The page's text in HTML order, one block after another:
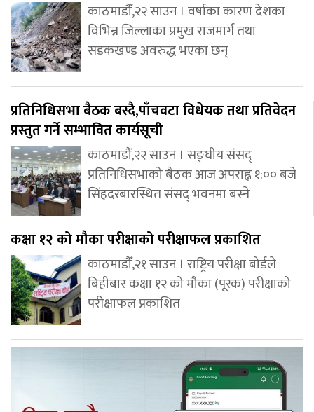
काठमाडौँ,२२ साउन । वर्षाका कारण देशका
विभिन्न जिल्लाका प्रमुख राजमार्ग तथा
सडकखण्ड अवरुद्ध भएका छन्
प्रतिनिधिसभा बैठक बस्दै,पाँचवटा विधेयक तथा प्रतिवेदन
प्रस्तुत गर्ने सम्भावित कार्यसूची
काठमाडौं,२२ साउन । सङ्घीय संसद्
प्रतिनिधिसभाको बैठक आज अपराह्न १:०० बजे
सिंहदरबारस्थित संसद् भवनमा बस्ने
कक्षा १२ को मौका परीक्षाको परीक्षाफल प्रकाशित
काठमाडौँ,२१ साउन । राष्ट्रिय परीक्षा बोर्डले
बिहीबार कक्षा १२ को मौका (पूरक) परीक्षाको
परीक्षाफल प्रकाशित